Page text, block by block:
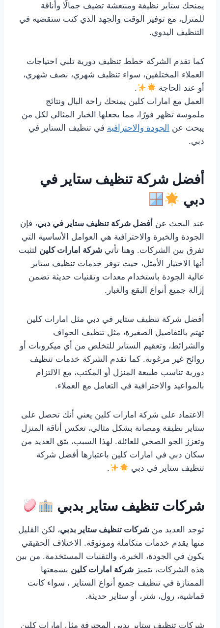
يمنحك ستاير نظيفة ومنتعشة تضيف جمالًا وأناقة
للمنزل، مع توفير الوقت والجهد الذي كنت ستقضيه في
التنظيف اليدوي.
كما تقدم الشركة خطط تنظيف دورية تلبي احتياجات
العملاء المختلفين، سواء تنظيف شهري، نصف شهري،
أو عند الحاجة
.
العمل مع امارات كلين يمنحك راحة البال ونتائج
ملموسة تظهر فورًا، مما يجعلها الخيار المثالي لكل من
يبحث عن الجودة والاحترافية في تنظيف الستاير في
دبي.
أفضل شركة تنظيف ستاير في
دبي
عند البحث عن أفضل شركة تنظيف ستاير في دبي، فإن
الجودة والخبرة والاحترافية هي العوامل الأساسية التي
تفرق بين الشركات. وهنا تأتي شركة امارات كلين لتثبت
أنها الاختيار الأمثل، حيث توفر خدمات تنظيف ستاير
عالية الجودة باستخدام معدات وتقنيات حديثة تضمن
إزالة جميع أنواع البقع والغبار.
أفضل شركة تنظيف ستاير في دبي مثل امارات كلين
تهتم بالتفاصيل الصغيرة، مثل تنظيف الحواف
والشرائط، وتعقيم الستاير للتخلص من أي ميكروبات أو
روائح غير مرغوبة. كما تقدم الشركة خدمات تنظيف
دورية تناسب طبيعة المنزل أو المكتب، مع الالتزام
بالمواعيد والاحترافية في التعامل مع العملاء.
الاعتماد على شركة امارات كلين يعني أنك تحصل على
ستاير نظيفة ومصانة بشكل مثالي، تعكس أناقة المنزل
وتعزز الجو الصحي للعائلة. لهذا السبب، يثق العديد من
سكان دبي في امارات كلين باعتبارها أفضل شركة
تنظيف ستاير في دبي
.
شركات تنظيف ستاير بدبي
توجد العديد من شركات تنظيف ستاير بدبي، لكن القليل
منها يقدم خدمات متكاملة وموثوقة. الاختلاف الحقيقي
يكون في الجودة، الخبرة، والتقنيات المستخدمة. من بين
هذه الشركات، تتميز شركة امارات كلين بسمعتها
الممتازة في تنظيف جميع أنواع الستاير ، سواء كانت
قماشية، رول، شتر، أو ستاير حديثة.
شركات تنظيف ستاير بدبي المحترفة مثل امارات كلين